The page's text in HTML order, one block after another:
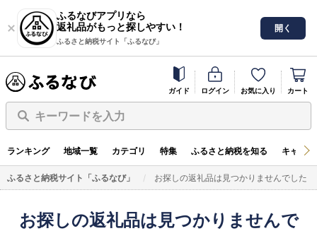
ふるなびアプリなら
返礼品がもっと探しやすい！
ふるさと納税サイト「ふるなび」
開く
ガイド ログイン お気に入り カート
キーワードを入力
ランキング 地域一覧 カテゴリ 特集 ふるさと納税を知る キャン
ふるさと納税サイト「ふるなび」 お探しの返礼品は見つかりませんでした
お探しの返礼品は見つかりませんで